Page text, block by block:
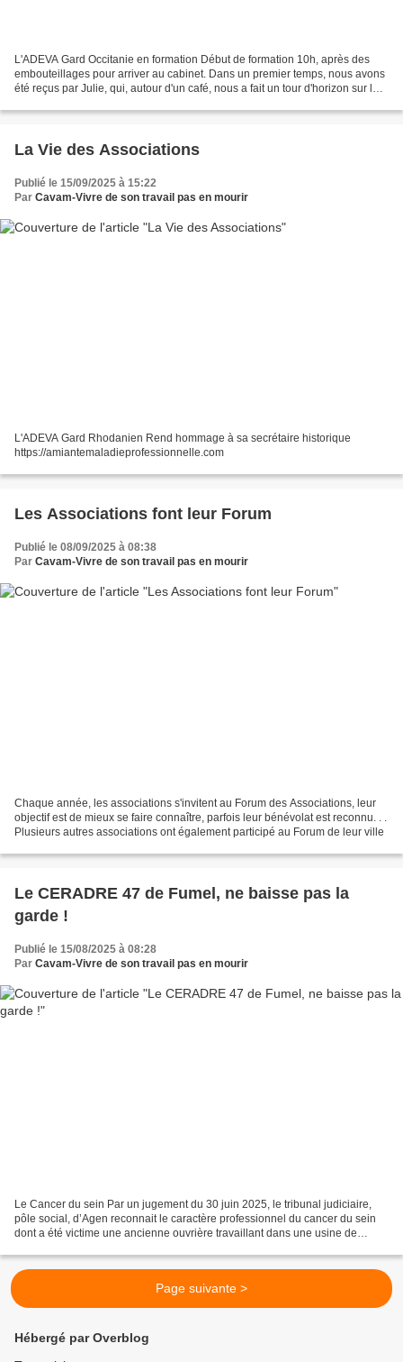
L'ADEVA Gard Occitanie en formation Début de formation 10h, après des
embouteillages pour arriver au cabinet. Dans un premier temps, nous avons
été reçus par Julie, qui, autour d'un café, nous a fait un tour d'horizon sur les
La Vie des Associations
Publié le 15/09/2025 à 15:22
Par Cavam-Vivre de son travail pas en mourir
L'ADEVA Gard Rhodanien Rend hommage à sa secrétaire historique
https://amiantemaladieprofessionnelle.com
Les Associations font leur Forum
Publié le 08/09/2025 à 08:38
Par Cavam-Vivre de son travail pas en mourir
Chaque année, les associations s'invitent au Forum des Associations, leur
objectif est de mieux se faire connaître, parfois leur bénévolat est reconnu. . .
Plusieurs autres associations ont également participé au Forum de leur ville
Le CERADRE 47 de Fumel, ne baisse pas la
garde !
Publié le 15/08/2025 à 08:28
Par Cavam-Vivre de son travail pas en mourir
Le Cancer du sein Par un jugement du 30 juin 2025, le tribunal judiciaire,
pôle social, d’Agen reconnait le caractère professionnel du cancer du sein
dont a été victime une ancienne ouvrière travaillant dans une usine de
Page suivante >
Hébergé par Overblog